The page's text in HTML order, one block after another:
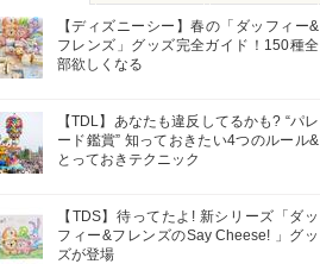
【ディズニーシー】春の「ダッフィー&
フレンズ」グッズ完全ガイド！150種全
部欲しくなる
【TDL】あなたも違反してるかも? “パレ
ード鑑賞” 知っておきたい4つのルール&
とっておきテクニック
【TDS】待ってたよ! 新シリーズ「ダッ
フィー&フレンズのSay Cheese! 」グッ
ズが登場